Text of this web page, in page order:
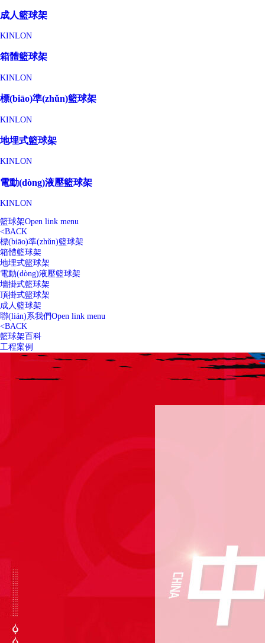
成人籃球架
KINLON
箱體籃球架
KINLON
標(biāo)準(zhǔn)籃球架
KINLON
地埋式籃球架
KINLON
電動(dòng)液壓籃球架
KINLON
籃球架Open link menu
<BACK
標(biāo)準(zhǔn)籃球架
箱體籃球架
地埋式籃球架
電動(dòng)液壓籃球架
墻掛式籃球架
頂掛式籃球架
成人籃球架
聯(lián)系我們Open link menu
<BACK
籃球架百科
工程案例